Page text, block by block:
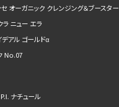
オーガニック クレンジング＆ブースター
ラ ニュー エラ
アル ゴールドα
No.07
ナチュール